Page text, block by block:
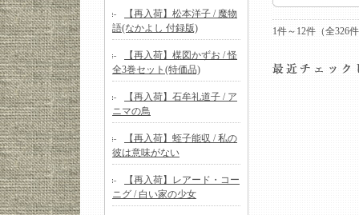
【再入荷】松本洋子 / 魔物
語(なかよし 付録版)
【再入荷】楳図かずお / 怪
全3巻セット(特価品)
【再入荷】石牟礼道子 / ア
ニマの鳥
【再入荷】蛭子能収 / 私の
彼は意味がない
【再入荷】レアード・コー
ニグ / 白い家の少女
1件～12件（全